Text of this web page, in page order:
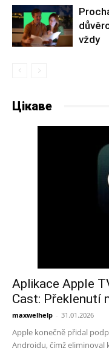
vždy
Цікаве
Aplikace Apple
Cast: Překlenutí
maxwelhelp - 31.01.2026
Apple konečně přidal
Androidu, čímž